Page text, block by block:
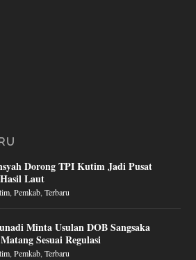
Dorong TPI Kutim Jadi Pusat
Laut
,Pemkab,Terbaru
Minta Usulan DOB Sangsaka
Sesuai Regulasi
,Pemkab,Terbaru